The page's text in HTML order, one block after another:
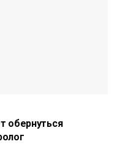
обернуться